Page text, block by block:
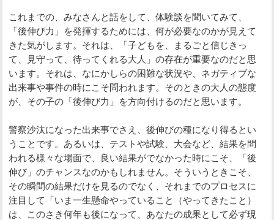
これまでの、みなさんと話をして、体験談を聞いてみて、
「後伸び力」を発揮するためには、何が必要なのかが見えて
きた気がします。それは、「子どもを、まるごと信じきっ
て、見守って、待ってくれる大人」の存在が重要なのだと思
います。それは、なにかしらの困難な状況や、ネガティブな
出来事や事件の時にこそ問われます。そのときの大人の態度
が、その子の「後伸び力」を方向付けるのだと思います。
警察沙汰になった出来事でさえ、後伸びの種になり得るとい
うことです。あるいは、テストや試験、大会など、結果を問
われる様々な場面で、良い結果がでなかった時にこそ、「後
伸び」のチャンスなのかもしれません。そういうときこそ、
その瞬間の結果だけを見るのでなく、それまでのプロセスに
注目して「いま一生懸命やっていること（やってきたこと）
は、このさき何年も後になって、あなたの成果として必ず現